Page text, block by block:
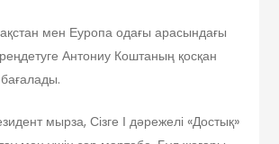
мен Еуропа одағы арасындағы
Антониу Коштаның қосқан
мырза, Сізге І дәрежелі «Достық»